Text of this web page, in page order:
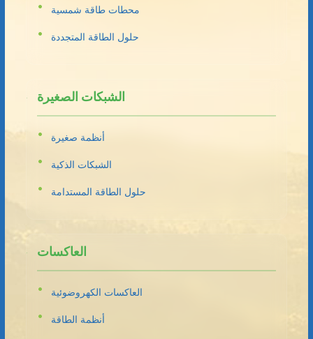
محطات طاقة شمسية
حلول الطاقة المتجددة
الشبكات الصغيرة
أنظمة صغيرة
الشبكات الذكية
حلول الطاقة المستدامة
العاكسات
العاكسات الكهروضوئية
أنظمة الطاقة